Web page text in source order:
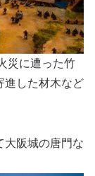
災に遭った竹
進した材木など
大阪城の唐門な